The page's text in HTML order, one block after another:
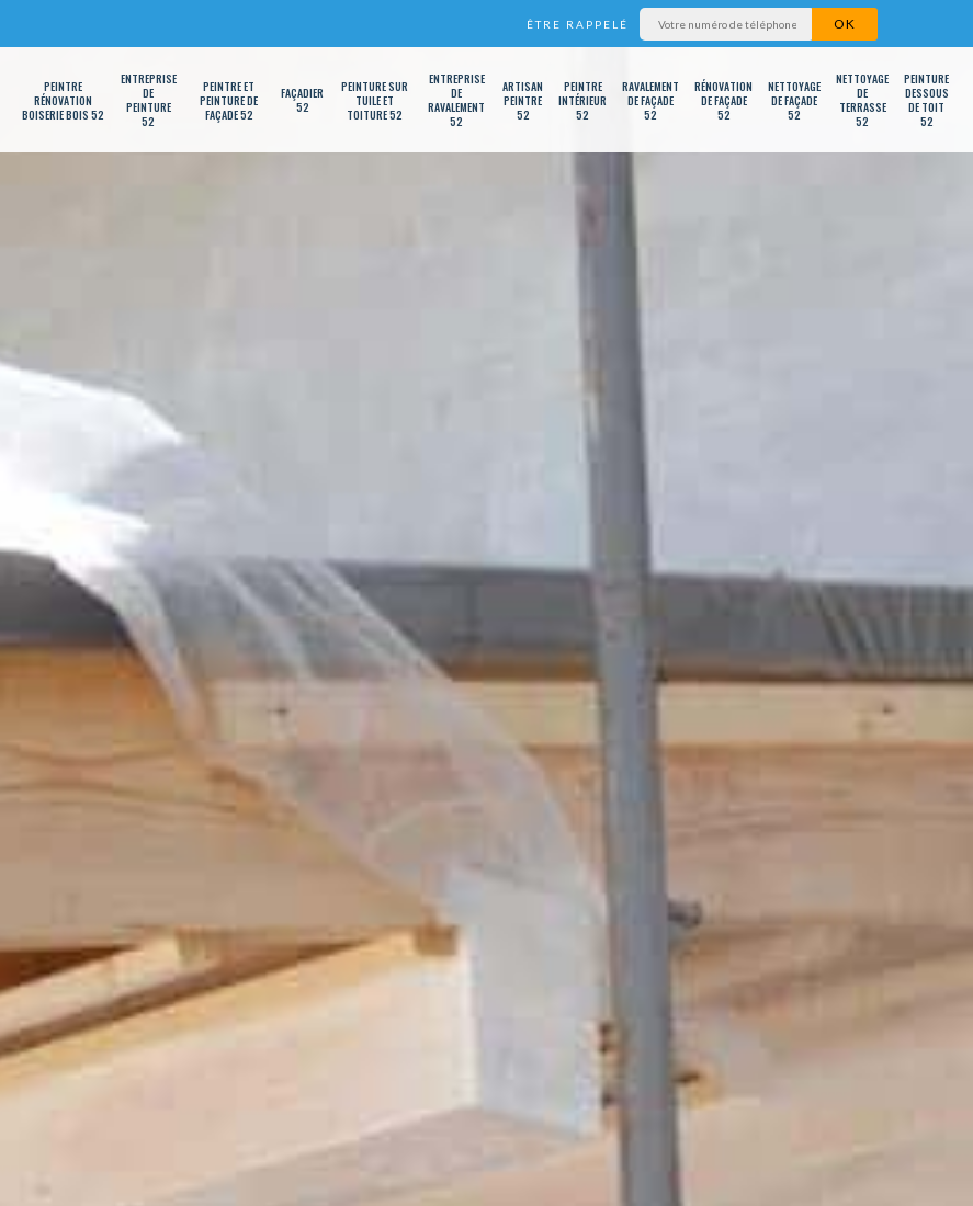
ÊTRE RAPPELÉ
PEINTRE
RÉNOVATION
BOISERIE BOIS 52
ENTREPRISE
DE
PEINTURE
52
PEINTRE ET
PEINTURE DE
FAÇADE 52
FAÇADIER
52
PEINTURE SUR
TUILE ET
TOITURE 52
ENTREPRISE
DE
RAVALEMENT
52
ARTISAN
PEINTRE
52
PEINTRE
INTÉRIEUR
52
RAVALEMENT
DE FAÇADE
52
RÉNOVATION
DE FAÇADE
52
NETTOYAGE
DE FAÇADE
52
NETTOYAGE
DE
TERRASSE
52
PEINTURE
DESSOUS
DE TOIT
52